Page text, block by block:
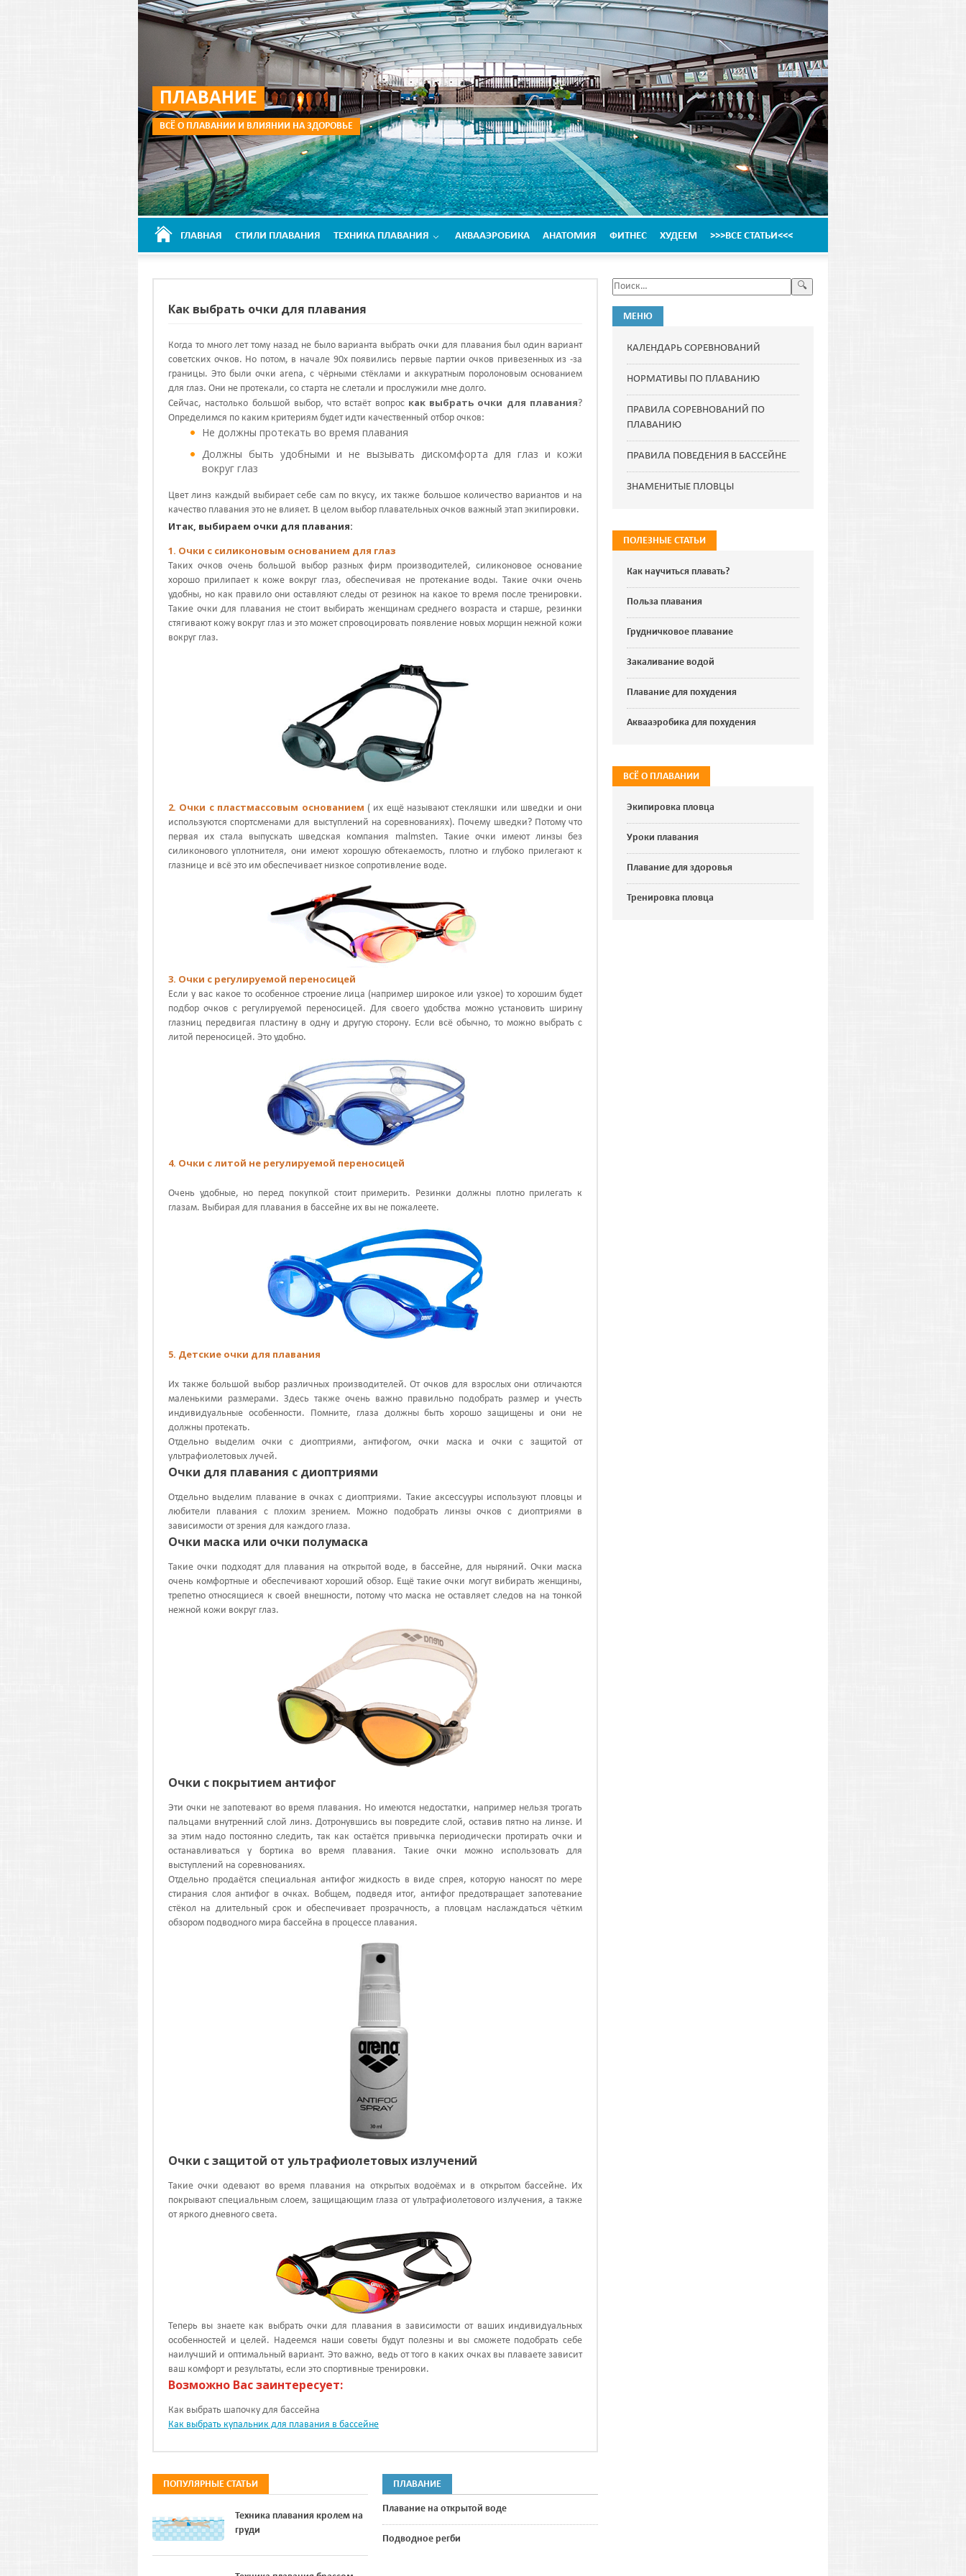
ПЛАВАНИЕ
ВСЁ О ПЛАВАНИИ И ВЛИЯНИИ НА ЗДОРОВЬЕ
ГЛАВНАЯ СТИЛИ ПЛАВАНИЯ ТЕХНИКА ПЛАВАНИЯ АКВААЭРОБИКА АНАТОМИЯ ФИТНЕС ХУДЕЕМ >>>ВСЕ СТАТЬИ<<<
Как выбрать очки для плавания
Когда то много лет тому назад не было варианта выбрать очки для плавания был один вариант
советских очков. Но потом, в начале 90х появились первые партии очков привезенных из -за
границы. Это были очки arena, с чёрными стёклами и аккуратным поролоновым основанием
для глаз. Они не протекали, со старта не слетали и прослужили мне долго.
Сейчас, настолько большой выбор, что встаёт вопрос как выбрать очки для плавания?
Определимся по каким критериям будет идти качественный отбор очков:
Не должны протекать во время плавания
Должны быть удобными и не вызывать дискомфорта для глаз и кожи
вокруг глаз
Цвет линз каждый выбирает себе сам по вкусу, их также большое количество вариантов и на
качество плавания это не влияет. В целом выбор плавательных очков важный этап экипировки.
Итак, выбираем очки для плавания:
1. Очки с силиконовым основанием для глаз
Таких очков очень большой выбор разных фирм производителей, силиконовое основание
хорошо прилипает к коже вокруг глаз, обеспечивая не протекание воды. Такие очки очень
удобны, но как правило они оставляют следы от резинок на какое то время после тренировки.
Такие очки для плавания не стоит выбирать женщинам среднего возраста и старше, резинки
стягивают кожу вокруг глаз и это может спровоцировать появление новых морщин нежной кожи
вокруг глаз.
2. Очки с пластмассовым основанием ( их ещё называют стекляшки или шведки и они
используются спортсменами для выступлений на соревнованиях). Почему шведки? Потому что
первая их стала выпускать шведская компания malmsten. Такие очки имеют линзы без
силиконового уплотнителя, они имеют хорошую обтекаемость, плотно и глубоко прилегают к
глазнице и всё это им обеспечивает низкое сопротивление воде.
3. Очки с регулируемой переносицей
Если у вас какое то особенное строение лица (например широкое или узкое) то хорошим будет
подбор очков с регулируемой переносицей. Для своего удобства можно установить ширину
глазниц передвигая пластину в одну и другую сторону. Если всё обычно, то можно выбрать с
литой переносицей. Это удобно.
4. Очки с литой не регулируемой переносицей
Очень удобные, но перед покупкой стоит примерить. Резинки должны плотно прилегать к
глазам. Выбирая для плавания в бассейне их вы не пожалеете.
5. Детские очки для плавания
Их также большой выбор различных производителей. От очков для взрослых они отличаются
маленькими размерами. Здесь также очень важно правильно подобрать размер и учесть
индивидуальные особенности. Помните, глаза должны быть хорошо защищены и они не
должны протекать.
Отдельно выделим очки с диоптриями, антифогом, очки маска и очки с защитой от
ультрафиолетовых лучей.
Очки для плавания с диоптриями
Отдельно выделим плавание в очках с диоптриями. Такие аксессууры используют пловцы и
любители плавания с плохим зрением. Можно подобрать линзы очков с диоптриями в
зависимости от зрения для каждого глаза.
Очки маска или очки полумаска
Такие очки подходят для плавания на открытой воде, в бассейне, для ныряний. Очки маска
очень комфортные и обеспечивают хороший обзор. Ещё такие очки могут вибирать женщины,
трепетно относящиеся к своей внешности, потому что маска не оставляет следов на на тонкой
нежной кожи вокруг глаз.
Очки с покрытием антифог
Эти очки не запотевают во время плавания. Но имеются недостатки, например нельзя трогать
пальцами внутренний слой линз. Дотронувшись вы повредите слой, оставив пятно на линзе. И
за этим надо постоянно следить, так как остаётся привычка периодически протирать очки и
останавливаться у бортика во время плавания. Такие очки можно использовать для
выступлений на соревнованиях.
Отдельно продаётся специальная антифог жидкость в виде спрея, которую наносят по мере
стирания слоя антифог в очках. Вобщем, подведя итог, антифог предотвращает запотевание
стёкол на длительный срок и обеспечивает прозрачность, а пловцам наслаждаться чётким
обзором подводного мира бассейна в процессе плавания.
Очки с защитой от ультрафиолетовых излучений
Такие очки одевают во время плавания на открытых водоёмах и в открытом бассейне. Их
покрывают специальным слоем, защищающим глаза от ультрафиолетового излучения, а также
от яркого дневного света.
Теперь вы знаете как выбрать очки для плавания в зависимости от ваших индивидуальных
особенностей и целей. Надеемся наши советы будут полезны и вы сможете подобрать себе
наилучший и оптимальный вариант. Это важно, ведь от того в каких очках вы плаваете зависит
ваш комфорт и результаты, если это спортивные тренировки.
Возможно Вас заинтересует:
Как выбрать шапочку для бассейна
Как выбрать купальник для плавания в бассейне
ПОПУЛЯРНЫЕ СТАТЬИ
Техника плавания кролем на
груди
ПЛАВАНИЕ
Плавание на открытой воде
Подводное регби
МЕНЮ
КАЛЕНДАРЬ СОРЕВНОВАНИЙ
НОРМАТИВЫ ПО ПЛАВАНИЮ
ПРАВИЛА СОРЕВНОВАНИЙ ПО
ПЛАВАНИЮ
ПРАВИЛА ПОВЕДЕНИЯ В БАССЕЙНЕ
ЗНАМЕНИТЫЕ ПЛОВЦЫ
ПОЛЕЗНЫЕ СТАТЬИ
Как научиться плавать?
Польза плавания
Грудничковое плавание
Закаливание водой
Плавание для похудения
Аквааэробика для похудения
ВСЁ О ПЛАВАНИИ
Экипировка пловца
Уроки плавания
Плавание для здоровья
Тренировка пловца